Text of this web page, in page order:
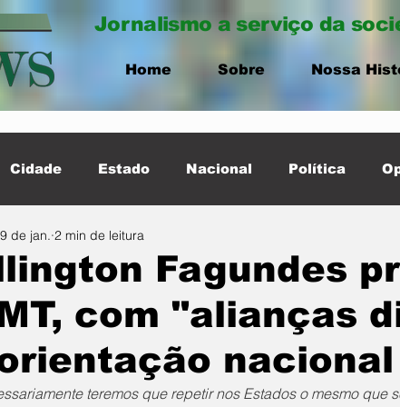
Jornalismo a serviço da
Home Sobre Nossa
Cidade Estado Nacional Política
Destaque Cidade
Fagundes
com "alianças
nacional
9 de jan. 2 min de leitura
teremos que repetir nos Estados o mesmo que